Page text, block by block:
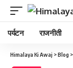
पर्यटन राजनीती
Himalaya Ki Awaj >Blog